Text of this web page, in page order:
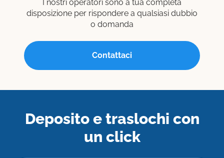
I nostri operatori sono a tua completa
disposizione per rispondere a qualsiasi dubbio
o domanda
Contattaci
Deposito e traslochi con
un click